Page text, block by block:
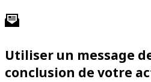
Utiliser un message
conclusion de votre